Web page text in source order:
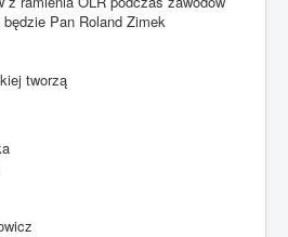
Pan Roland Zimek
tworzą